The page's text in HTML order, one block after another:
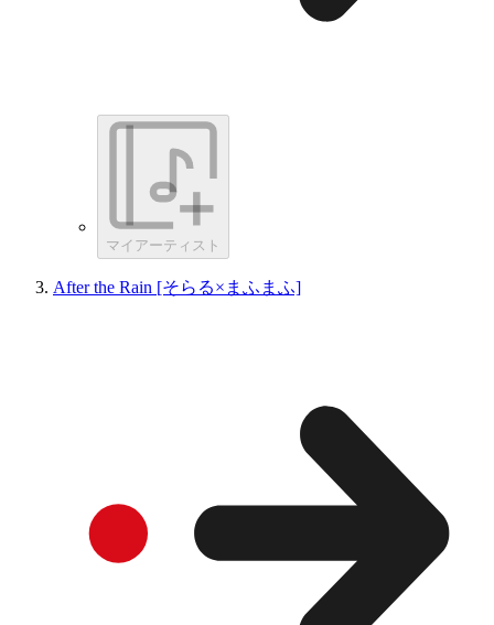
マイアーティスト
After the Rain [そらる×まふまふ]